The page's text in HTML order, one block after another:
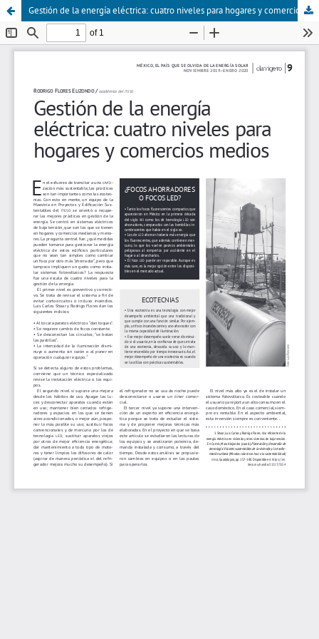
Gestión de la energía eléctrica: cuatro niveles para hogares y comercios medios